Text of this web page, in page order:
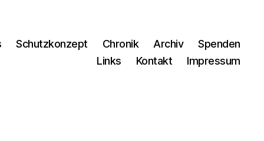
Schutzkonzept Chronik Archiv
Spenden
Links
Kontakt Impressum